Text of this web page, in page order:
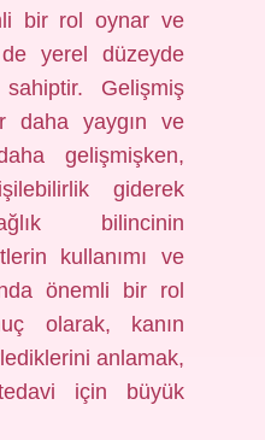
bir rol oynar ve
yerel düzeyde
Gelişmiş
daha yaygın ve
gelişmişken,
giderek
bilincinin
kullanımı ve
önemli bir rol
olarak, kanın
anlamak,
için büyük